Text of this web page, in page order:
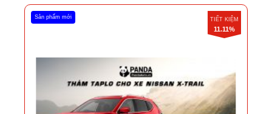
Sản phẩm mới TIẾT KIỆM
11.11%